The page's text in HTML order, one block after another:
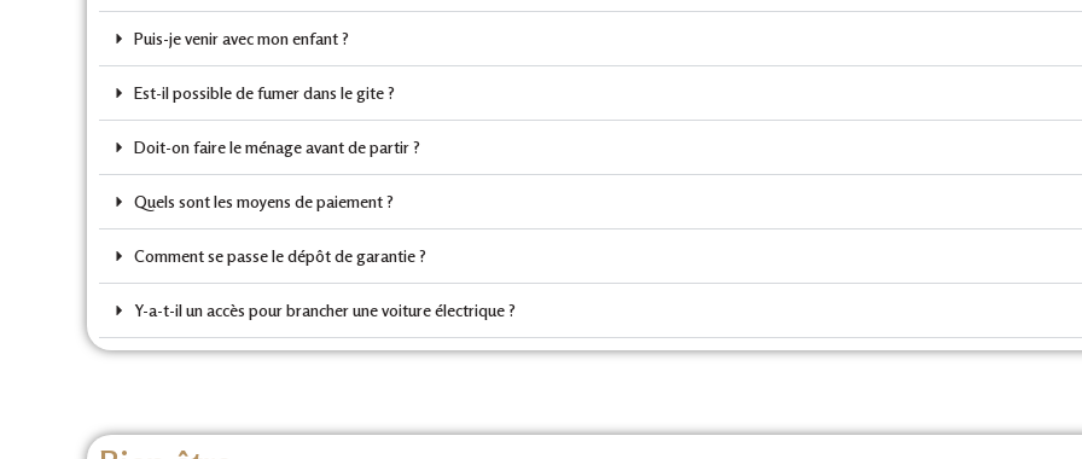
Puis-je venir avec mon enfant ?
Est-il possible de fumer dans le gite ?
Doit-on faire le ménage avant de partir ?
Quels sont les moyens de paiement ?
Comment se passe le dépôt de garantie ?
Y-a-t-il un accès pour brancher une voiture électrique ?